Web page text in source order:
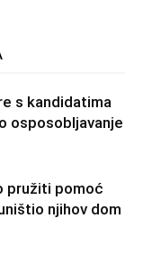
s kandidatima
osposobljavanje
pružiti pomoć
njihov dom